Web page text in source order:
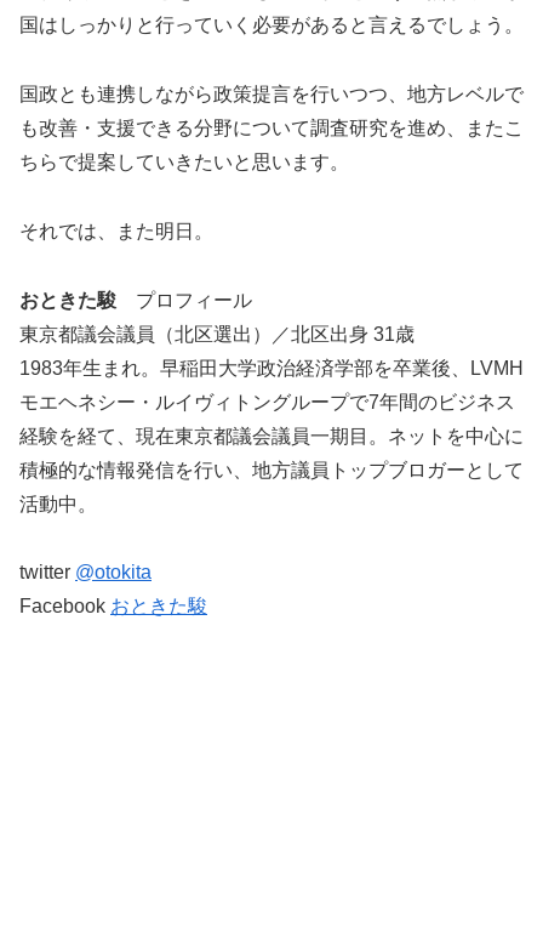
国はしっかりと行っていく必要があると言えるでしょう。
国政とも連携しながら政策提言を行いつつ、地方レベルで
も改善・支援できる分野について調査研究を進め、またこ
ちらで提案していきたいと思います。
それでは、また明日。
おときた駿 プロフィール
東京都議会議員（北区選出）／北区出身 31歳
1983年生まれ。早稲田大学政治経済学部を卒業後、LVMH
モエヘネシー・ルイヴィトングループで7年間のビジネス
経験を経て、現在東京都議会議員一期目。ネットを中心に
積極的な情報発信を行い、地方議員トップブロガーとして
活動中。
twitter @otokita
Facebook おときた駿